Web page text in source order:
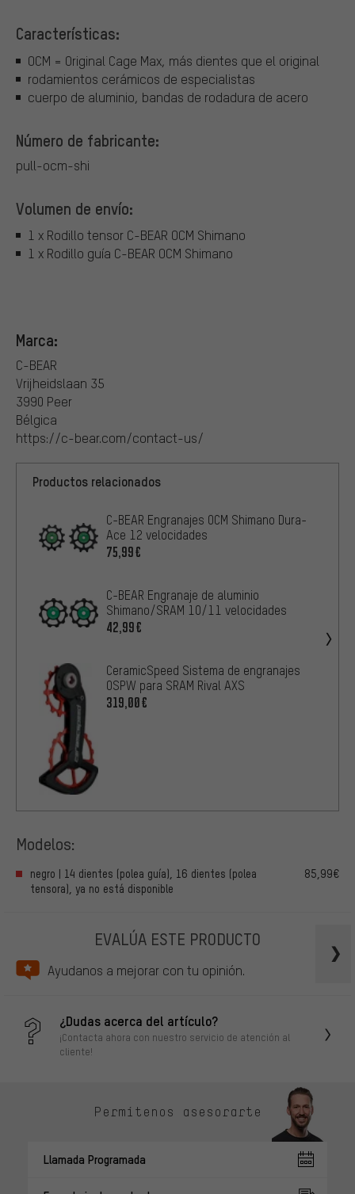
Características:
OCM = Original Cage Max, más dientes que el original
rodamientos cerámicos de especialistas
cuerpo de aluminio, bandas de rodadura de acero
Número de fabricante:
pull-ocm-shi
Volumen de envío:
1 x Rodillo tensor C-BEAR OCM Shimano
1 x Rodillo guía C-BEAR OCM Shimano
Marca:
C-BEAR
Vrijheidslaan 35
3990 Peer
Bélgica
https://c-bear.com/contact-us/
Productos relacionados
C-BEAR Engranajes OCM Shimano Dura-
Ace 12 velocidades
75,99€
C-BEAR Engranaje de aluminio
Shimano/SRAM 10/11 velocidades
42,99€
CeramicSpeed Sistema de engranajes
OSPW para SRAM Rival AXS
319,00€
Modelos:
negro | 14 dientes (polea guía), 16 dientes (polea
tensora), ya no está disponible
85,99€
EVALÚA ESTE PRODUCTO
Ayudanos a mejorar con tu opinión.
¿Dudas acerca del artículo?
¡Contacta ahora con nuestro servicio de atención al
cliente!
Permítenos asesorarte
Llamada Programada